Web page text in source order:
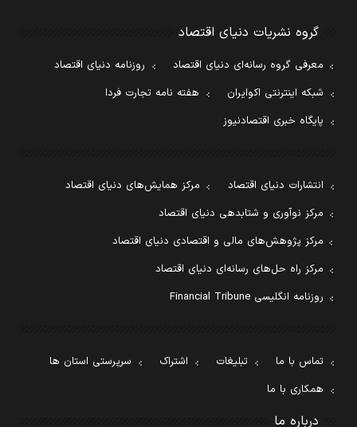
گروه نشریات دنیای اقتصاد
معرفی گروه رسانه‌ای دنیای اقتصاد
روزنامه دنیای اقتصاد
شبکه اینترنتی اکوایران
هفته نامه تجارت فردا
پایگاه خبری اقتصادنیوز
انتشارات دنیای اقتصاد
مرکز همایش‌های دنیای اقتصاد
مرکز نوآوری و شتابدهی دنیای اقتصاد
مرکز پژوهش‌های مالی و اقتصادی دنیای اقتصاد
مرکز راه حل‌های رسانه‌ای دنیای اقتصاد
روزنامه انگلیسی Financial Tribune
تماس با ما تبلیغات اشتراک
سرپرستی استان ها
همکاری با ما
درباره ما